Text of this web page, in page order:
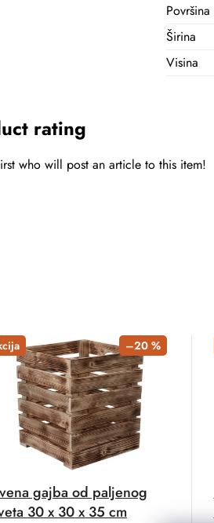
Površina
Širina
Visina
rating
who will post an article to this item!
–20 %
gajba od paljenog
30 x 30 x 35 cm